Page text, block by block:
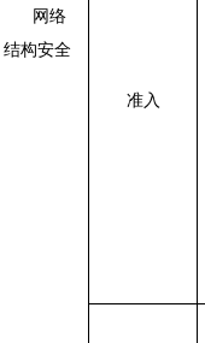
网络
结构安全
准入